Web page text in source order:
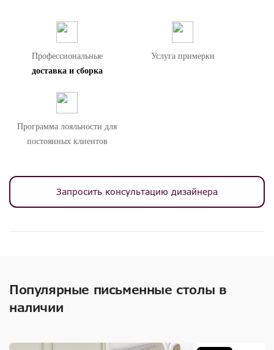
Профессиональные
доставка и сборка
Услуга примерки
Программа лояльности для
постоянных клиентов
Запросить консультацию дизайнера
Популярные письменные столы в
наличии